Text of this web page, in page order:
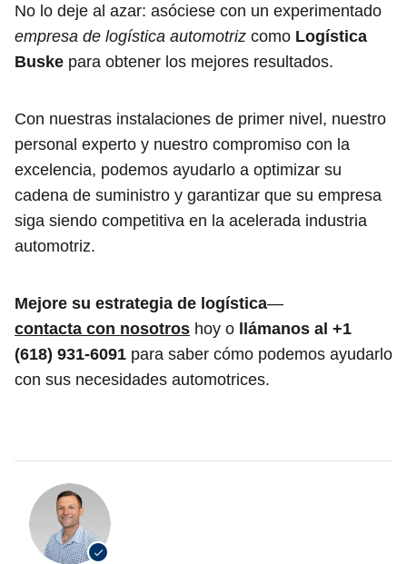
No lo deje al azar: asóciese con un experimentado
empresa de logística automotriz como Logística
Buske para obtener los mejores resultados.
Con nuestras instalaciones de primer nivel, nuestro
personal experto y nuestro compromiso con la
excelencia, podemos ayudarlo a optimizar su
cadena de suministro y garantizar que su empresa
siga siendo competitiva en la acelerada industria
automotriz.
Mejore su estrategia de logística—
contacta con nosotros hoy o
llámanos al +1
(618) 931-6091 para saber cómo podemos ayudarlo
con sus necesidades automotrices.